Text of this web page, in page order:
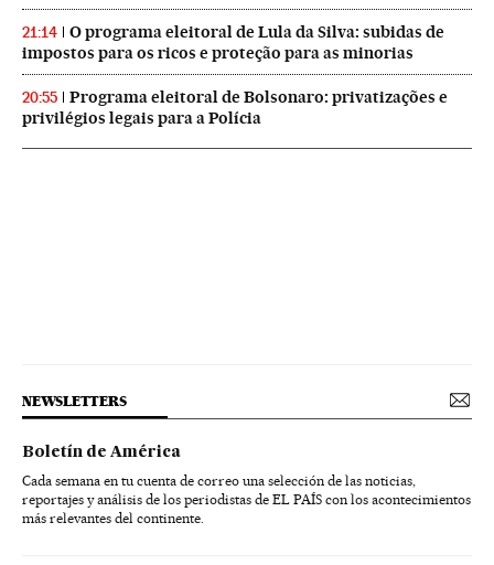
21:14
O programa eleitoral de Lula da Silva: subidas de
impostos para os ricos e proteção para as minorias
20:55
Programa eleitoral de Bolsonaro: privatizações e
privilégios legais para a Polícia
NEWSLETTERS
Boletín de América
Cada semana en tu cuenta de correo una selección de las noticias,
reportajes y análisis de los periodistas de EL PAÍS con los acontecimientos
más relevantes del continente.